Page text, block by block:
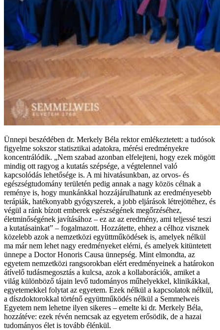
Ünnepi beszédében dr. Merkely Béla rektor emlékeztetett: a tudósok
figyelme sokszor statisztikai adatokra, mérési eredményekre
koncentrálódik. „Nem szabad azonban elfelejteni, hogy ezek mögött
mindig ott ragyog a kutatás szépsége, a végtelennel való
kapcsolódás lehetősége is. A mi hivatásunkban, az orvos- és
egészségtudomány területén pedig annak a nagy közös célnak a
reménye is, hogy munkánkkal hozzájárulhatunk az eredményesebb
terápiák, hatékonyabb gyógyszerek, a jobb eljárások létrejöttéhez, és
végül a ránk bízott emberek egészségének megőrzéséhez,
életminőségének javításához – ez az az eredmény, ami teljessé teszi
a kutatásainkat” – fogalmazott. Hozzátette, ehhez a célhoz visznek
közelebb azok a nemzetközi együttműködések is, amelyek nélkül
ma már nem lehet nagy eredményeket elérni, és amelyek kitüntetett
ünnepe a Doctor Honoris Causa ünnepség. Mint elmondta, az
egyetem nemzetközi rangsorokban elért eredményeinek a határokon
átívelő tudásmegosztás a kulcsa, azok a kollaborációk, amiket a
világ különböző tájain levő tudományos műhelyekkel, klinikákkal,
egyetemekkel folytat az egyetem. Ezek nélkül a kapcsolatok nélkül,
a díszdoktorokkal történő együttműködés nélkül a Semmelweis
Egyetem nem lehetne ilyen sikeres – emelte ki dr. Merkely Béla,
hozzátéve: ezek révén nemcsak az egyetem erősödik, de a hazai
tudományos élet is tovább élénkül.